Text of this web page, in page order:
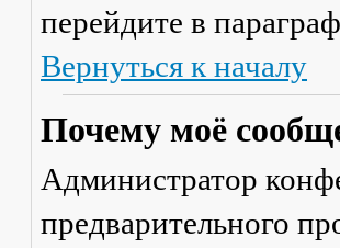
перейдите в
Вернуться к началу
Почему моё
Администратор
предварительного